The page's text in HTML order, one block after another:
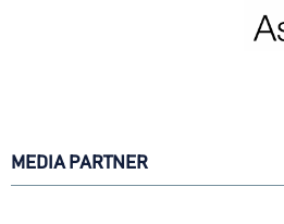
MEDIA PARTNER